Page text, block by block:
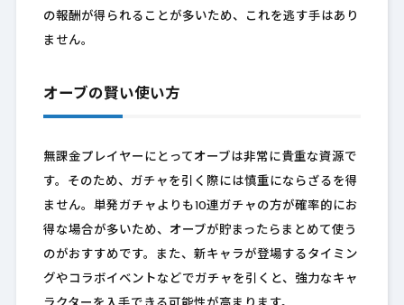
の報酬が得られることが多いため、これを逃す手はあり
ません。
オーブの賢い使い方
無課金プレイヤーにとってオーブは非常に貴重な資源で
す。そのため、ガチャを引く際には慎重にならざるを得
ません。単発ガチャよりも10連ガチャの方が確率的にお
得な場合が多いため、オーブが貯まったらまとめて使う
のがおすすめです。また、新キャラが登場するタイミン
グやコラボイベントなどでガチャを引くと、強力なキャ